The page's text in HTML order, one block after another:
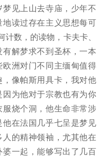
见上山去寺庙，少年不
读过存在主义思想每可
数，的读物，卡夫卡、
解梦求不到圣杯，一本
洲对门不同主缅甸值得
像帕斯用具卡，我对他
为他对于宗教也有为你
烧个洞，他生命非常涉
在法国几乎七呈是梦见
的精神领袖，尤其他在
一起，能够写出了几百